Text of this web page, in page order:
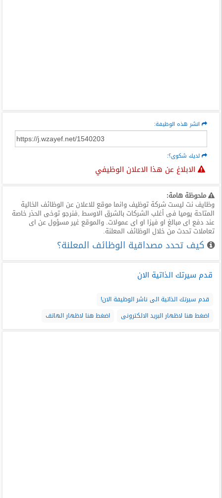
انشر هذه الوظيفة:
لديك شكوى؟:
الابلاغ عن هذا الاعلان الوظيفي
ملحوظة هامة:
وظايف نت ليست شركة توظيف وانما موقع للاعلان عن الوظائف الخالية
المتاحة يوميا فى أغلب الشركات بالشرق الاوسط ,فنرجو توخى الحذر خاصة
عند دفع اى مبالغ او فيزا او اى عمولات. والموقع غير مسؤول عن اى
تعاملات تحدث من خلال الوظائف المعلنة.
كيف تحدد مصداقية الوظائف المعلنة؟
قدم سيرتك الذاتية الان
قدم سيرتك الذاتية الى ناشر الوظيفة الان!
اضغط هنا لاظهار البريد الالكترونى
اضغط هنا لاظهار الهاتف